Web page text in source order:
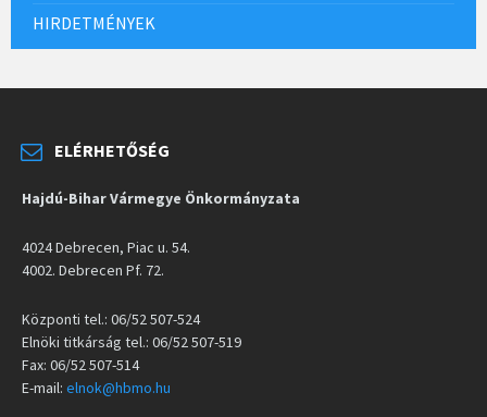
HIRDETMÉNYEK
ELÉRHETŐSÉG
Hajdú-Bihar Vármegye Önkormányzata
4024 Debrecen, Piac u. 54.
4002. Debrecen Pf. 72.
Központi tel.: 06/52 507-524
Elnöki titkárság tel.: 06/52 507-519
Fax: 06/52 507-514
E-mail: elnok@hbmo.hu